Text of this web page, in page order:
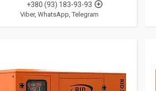
+380 (93) 183-93-93
Viber, WhatsApp, Telegram